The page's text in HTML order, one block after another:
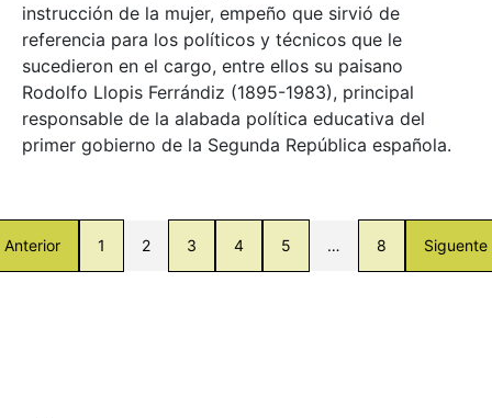
instrucción de la mujer, empeño que sirvió de
referencia para los políticos y técnicos que le
sucedieron en el cargo, entre ellos su paisano
Rodolfo Llopis Ferrándiz (1895-1983), principal
responsable de la alabada política educativa del
primer gobierno de la Segunda República española.
Anterior 1 2 3 4 5 … 8 Siguente